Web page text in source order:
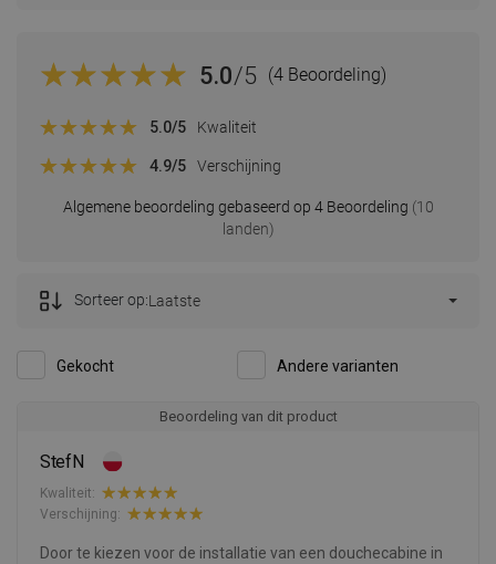
5.0/5 (4 Beoordeling)
Algemene beoordeling gebaseerd op 4 Beoordeling (10
landen)
5.0/5 Kwaliteit
4.9/5 Verschijning
Gekocht Andere varianten
Sorteer op:Laatste
Beoordeling van dit product
StefN
Kwaliteit:
Verschijning:
Door te kiezen voor de installatie van een douchecabine in